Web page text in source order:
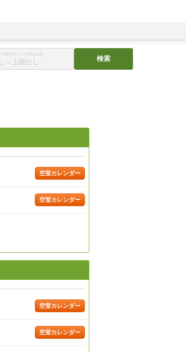
※1部屋あたりの税込金額
〜
検索
空室カレンダー
空室カレンダー
空室カレンダー
空室カレンダー